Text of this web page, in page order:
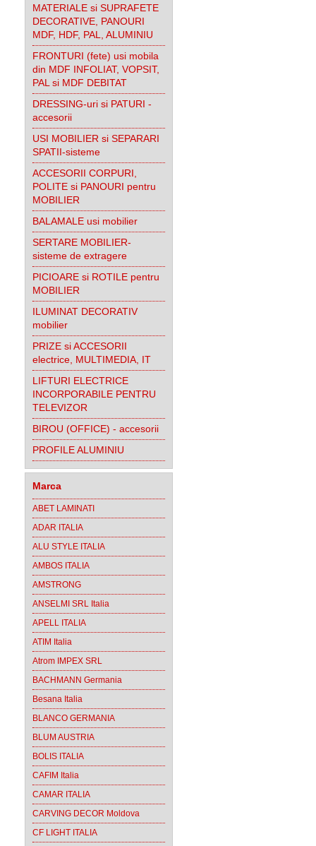
MATERIALE si SUPRAFETE
DECORATIVE, PANOURI
MDF, HDF, PAL, ALUMINIU
FRONTURI (fete) usi mobila
din MDF INFOLIAT, VOPSIT,
PAL si MDF DEBITAT
DRESSING-uri si PATURI -
accesorii
USI MOBILIER si SEPARARI
SPATII-sisteme
ACCESORII CORPURI,
POLITE si PANOURI pentru
MOBILIER
BALAMALE usi mobilier
SERTARE MOBILIER-
sisteme de extragere
PICIOARE si ROTILE pentru
MOBILIER
ILUMINAT DECORATIV
mobilier
PRIZE si ACCESORII
electrice, MULTIMEDIA, IT
LIFTURI ELECTRICE
INCORPORABILE PENTRU
TELEVIZOR
BIROU (OFFICE) - accesorii
PROFILE ALUMINIU
Marca
ABET LAMINATI
ADAR ITALIA
ALU STYLE ITALIA
AMBOS ITALIA
AMSTRONG
ANSELMI SRL Italia
APELL ITALIA
ATIM Italia
Atrom IMPEX SRL
BACHMANN Germania
Besana Italia
BLANCO GERMANIA
BLUM AUSTRIA
BOLIS ITALIA
CAFIM Italia
CAMAR ITALIA
CARVING DECOR Moldova
CF LIGHT ITALIA